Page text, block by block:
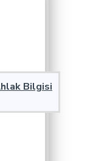
Bilgisi